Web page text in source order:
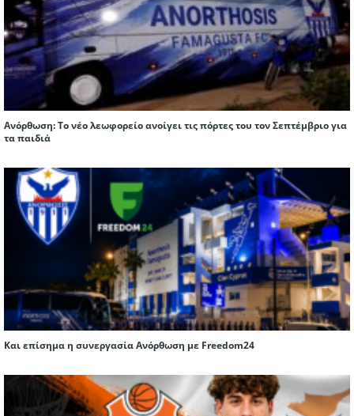
Ανόρθωση: Το νέο λεωφορείο ανοίγει τις πόρτες του τον Σεπτέμβριο για
τα παιδιά
Και επίσημα η συνεργασία Ανόρθωση με Freedom24